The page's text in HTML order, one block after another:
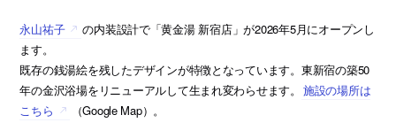
永山祐子
の内装設計で「黄金湯 新宿店」が2026年5月にオープンし
ます。
既存の銭湯絵を残したデザインが特徴となっています。東新宿の築50
年の金沢浴場をリニューアルして生まれ変わらせます。 施設の場所は
こちら
（Google Map）。